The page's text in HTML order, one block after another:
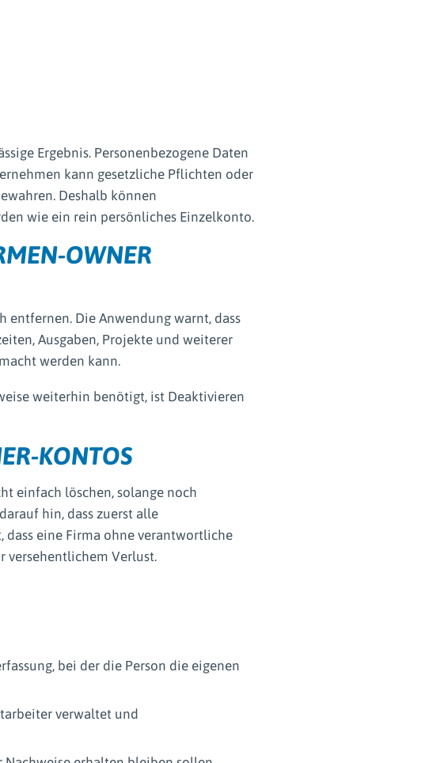
Ergebnis. Personenbezogene Daten
kann gesetzliche Pflichten oder
Deshalb können
wie ein rein persönliches Einzelkonto.
OWNER
Die Anwendung warnt, dass
Ausgaben, Projekte und weiterer
werden kann.
weiterhin benötigt, ist Deaktivieren
KONTOS
einfach löschen, solange noch
hin, dass zuerst alle
eine Firma ohne verantwortliche
versehentlichem Verlust.
bei der die Person die eigenen
verwaltet und